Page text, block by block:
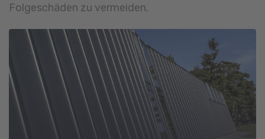
Folgeschäden zu vermeiden.
Mehr erfahren